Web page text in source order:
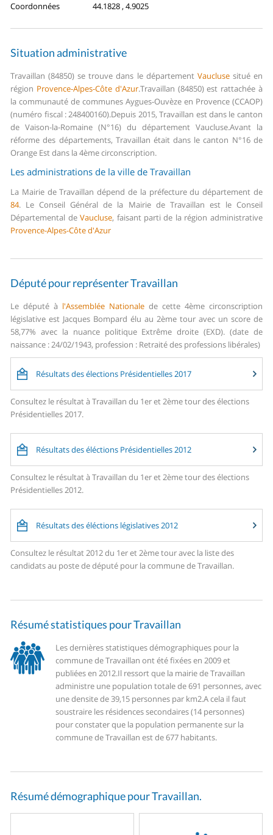
Coordonnées
44.1828 , 4.9025
Situation administrative
Travaillan (84850) se trouve dans le département Vauclusesitué en
région Provence-Alpes-Côte d'Azur.Travaillan (84850) est rattachée à
la communauté de communes Aygues-Ouvèze en Provence (CCAOP)
(numéro fiscal : 248400160).Depuis 2015, Travaillan est dans le canton
de Vaison-la-Romaine (N°16) du département Vaucluse.Avant la
réforme des départements, Travaillan était dans le canton N°16 de
Orange Est dans la 4ème circonscription.
Les administrations de la ville de Travaillan
La Mairie de Travaillan dépend de la préfecture du département de
84. Le Conseil Général de la Mairie de Travaillan est le Conseil
Départemental deVaucluse, faisant parti de la région administrative
Provence-Alpes-Côte d'Azur
Député pour représenter Travaillan
Le député à l'Assemblée Nationale de cette 4ème circonscription
législative est Jacques Bompard élu au 2ème tour avec un score de
58,77% avec la nuance politique Extrême droite (EXD). (date de
naissance : 24/02/1943, profession : Retraité des professions libérales)
Résultats des élections Présidentielles 2017
Consultez le résultat à Travaillan du 1er et 2ème tour des élections
Présidentielles 2017.
Résultats des éléctions Présidentielles 2012
Consultez le résultat à Travaillan du 1er et 2ème tour des élections
Présidentielles 2012.
Résultats des éléctions législatives 2012
Consultez le résultat 2012 du 1er et 2ème tour avec la liste des
candidats au poste de député pour la commune de Travaillan.
Résumé statistiques pour Travaillan
Les dernières statistiques démographiques pour la
commune de Travaillan ont été fixées en 2009 et
publiées en 2012.Il ressort que la mairie de Travaillan
administre une population totale de 691 personnes, avec
une densite de 39,15 personnes par km2.A cela il faut
soustraire les résidences secondaires (14 personnes)
pour constater que la population permanente sur la
commune de Travaillan est de 677 habitants.
Résumé démographique pour Travaillan.